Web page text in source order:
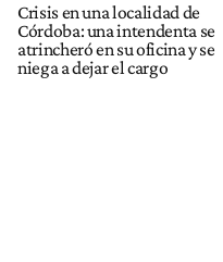
Crisis en una localidad de
Córdoba: una intendenta se
atrincheró en su oficina y se
niega a dejar el cargo